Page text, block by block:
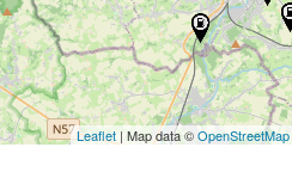
Leaflet | Map data ©OpenStreetMap